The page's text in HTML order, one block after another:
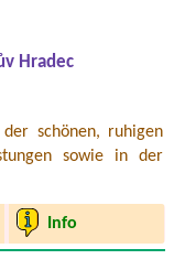
Hradec
schönen, ruhigen
sowie in der
Info